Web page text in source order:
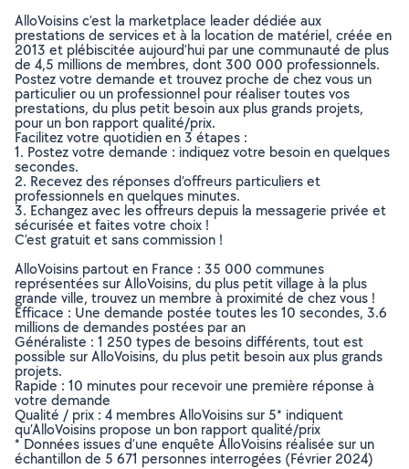
AlloVoisins c’est la marketplace leader dédiée aux
prestations de services et à la location de matériel, créée en
2013 et plébiscitée aujourd’hui par une communauté de plus
de 4,5 millions de membres, dont 300 000 professionnels.
Postez votre demande et trouvez proche de chez vous un
particulier ou un professionnel pour réaliser toutes vos
prestations, du plus petit besoin aux plus grands projets,
pour un bon rapport qualité/prix.
Facilitez votre quotidien en 3 étapes :
1. Postez votre demande : indiquez votre besoin en quelques
secondes.
2. Recevez des réponses d’offreurs particuliers et
professionnels en quelques minutes.
3. Echangez avec les offreurs depuis la messagerie privée et
sécurisée et faites votre choix !
C’est gratuit et sans commission !
AlloVoisins partout en France : 35 000 communes
représentées sur AlloVoisins, du plus petit village à la plus
grande ville, trouvez un membre à proximité de chez vous !
Efficace : Une demande postée toutes les 10 secondes, 3.6
millions de demandes postées par an
Généraliste : 1 250 types de besoins différents, tout est
possible sur AlloVoisins, du plus petit besoin aux plus grands
projets.
Rapide : 10 minutes pour recevoir une première réponse à
votre demande
Qualité / prix : 4 membres AlloVoisins sur 5* indiquent
qu’AlloVoisins propose un bon rapport qualité/prix
* Données issues d’une enquête AlloVoisins réalisée sur un
échantillon de 5 671 personnes interrogées (Février 2024)